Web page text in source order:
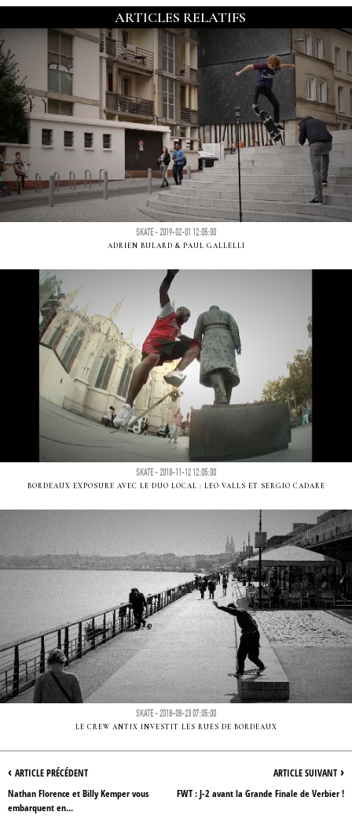
ARTICLES RELATIFS
SKATE - 2019-02-01 12:05:00
ADRIEN BULARD & PAUL GALLELLI
SKATE - 2018-11-12 12:05:00
BORDEAUX EXPOSURE AVEC LE DUO LOCAL : LEO VALLS ET SERGIO CADARE
SKATE - 2018-08-23 07:05:00
LE CREW ANTIX INVESTIT LES RUES DE BORDEAUX
ARTICLE SUIVANT ›
FWT : J-2 avant la Grande Finale de Verbier !
‹ ARTICLE PRÉCÉDENT
Nathan Florence et Billy Kemper vous
embarquent en...